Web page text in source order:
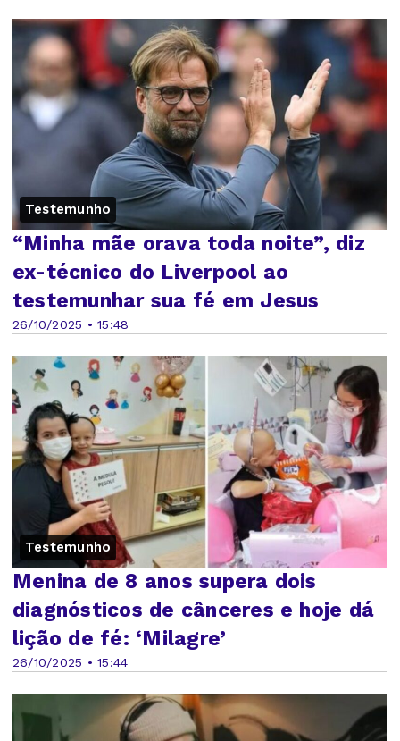
Testemunho
26/10/2025 • 15:48
“Minha mãe orava toda noite”, diz
ex-técnico do Liverpool ao
testemunhar sua fé em Jesus
Testemunho
26/10/2025 • 15:44
Menina de 8 anos supera dois
diagnósticos de cânceres e hoje dá
lição de fé: ‘Milagre’